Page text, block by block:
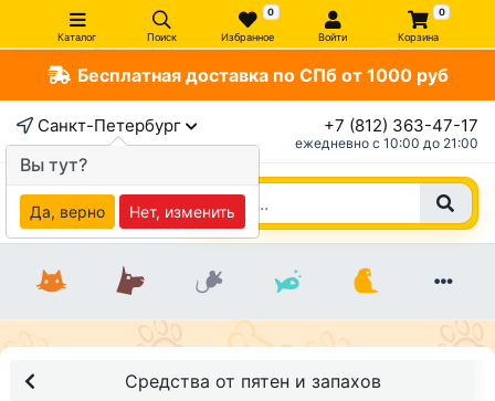
Каталог Поиск
0
Избранное Войти
0
Корзина
Бесплатная доставка по СПб от 1000 руб
Санкт-Петербург +7 (812) 363-47-17
ежедневно c 10:00 до 21:00
Средства от пятен и запахов
Вы тут?
Да, верно Нет, изменить